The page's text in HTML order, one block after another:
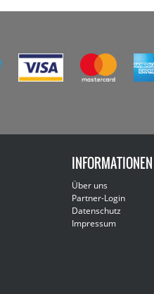
INFORMATIONEN
Über uns
Partner-Login
Datenschutz
Impressum